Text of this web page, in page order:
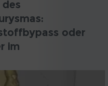
oder
im